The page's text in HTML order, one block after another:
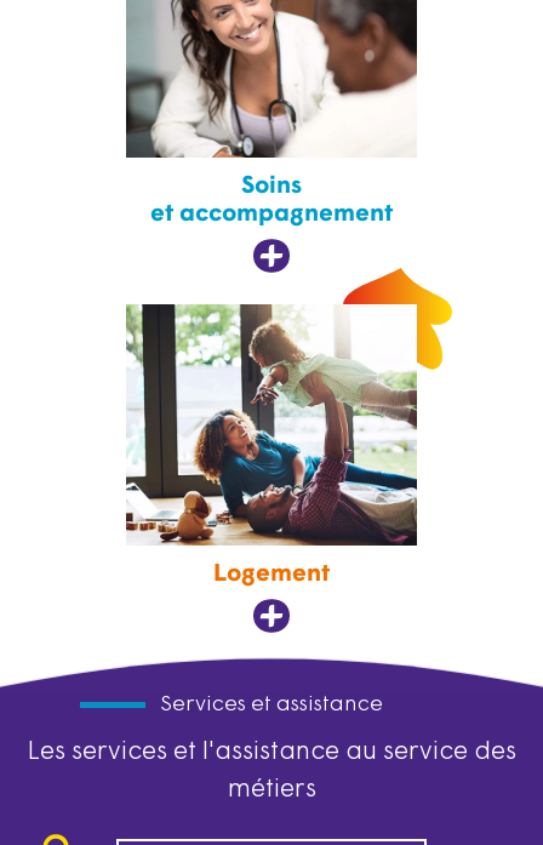
Soins
et accompagnement
Logement
Services et assistance
Les services et l'assistance au service des
métiers